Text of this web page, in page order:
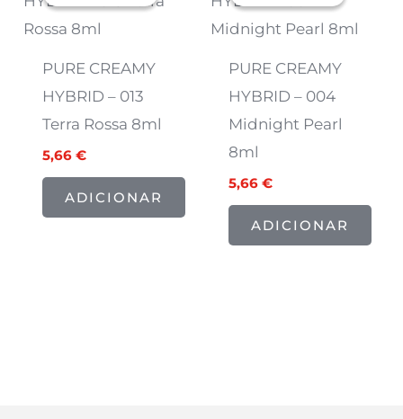
PURE CREAMY
HYBRID – 013
Terra Rossa 8ml
7,07 €.
5,66 €
5,66 €.
ADICIONAR
PURE CREAMY
HYBRID – 004
Midnight Pearl
8ml
7,07 €.
5,66€
5,66 €.
ADICIONAR